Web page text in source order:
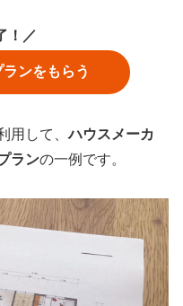
！／
ンをもらう
用して、ハウスメーカ
ランの一例です。